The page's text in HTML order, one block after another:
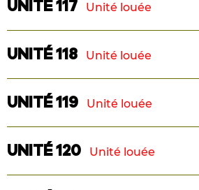
TÉLÉCHARGER LE
Superficie : 1044 pi2
TÉLÉCHARGER LE
2 chambres
Superficie : 1266 pi2
TÉLÉCHARGER LE
UNITÉ 117 Unité louée
Maison de ville
2 chambres
Superficie : 1150 pi2
TÉLÉCHARGER LE
UNITÉ 118 Unité louée
Maison de ville
2 chambres
Superficie : 1150 pi2
UNITÉ 119 Unité louée
Maison de ville
2 chambres
UNITÉ 120 Unité louée
Maison de ville